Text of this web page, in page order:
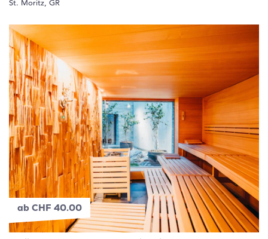
St. Moritz, GR
ab CHF 40.00